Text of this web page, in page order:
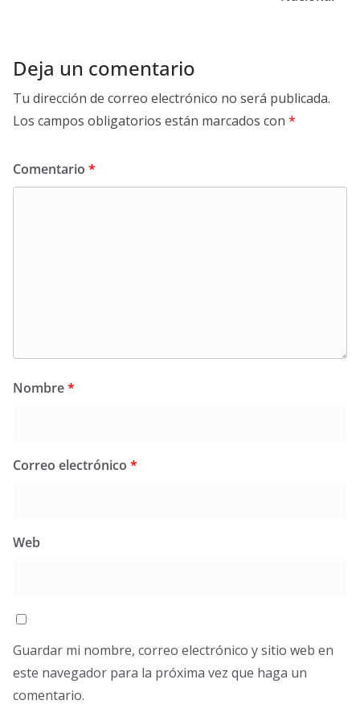
Deja un comentario
Tu dirección de correo electrónico no será publicada.
Los campos obligatorios están marcados con *
Comentario *
Nombre*
Correo electrónico *
Web
Guardar mi nombre, correo electrónico y sitio web en
este navegador para la próxima vez que haga un
comentario.